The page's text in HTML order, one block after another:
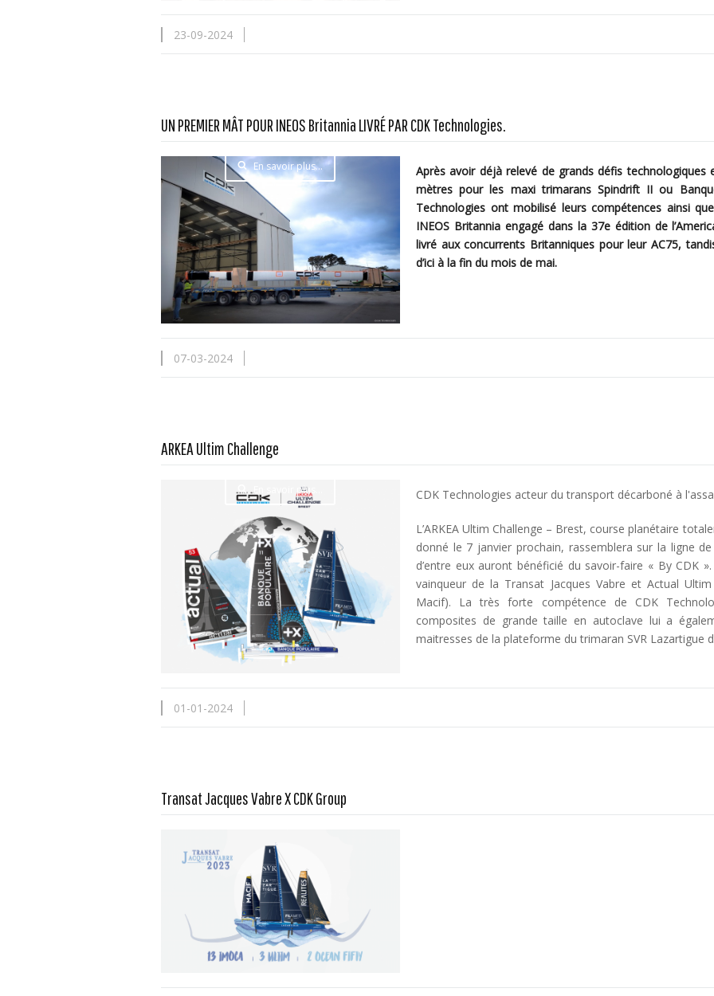
23-09-2024
UN PREMIER MÂT POUR INEOS Britannia LIVRÉ PAR CDK Technologies.
En savoir plus...
Après avoir déjà relevé de grands défis
mètres pour les maxi trimarans Spindrift II ou
Technologies ont mobilisé leurs compétences ainsi
INEOS Britannia engagé dans la 37e édition de
livré aux concurrents Britanniques pour leur AC75,
d’ici à la fin du mois de mai.
07-03-2024
ARKEA Ultim Challenge
En savoir plus... CDK Technologies acteur du transport décarboné à
L’ARKEA Ultim Challenge – Brest, course planétaire
donné le 7 janvier prochain, rassemblera sur la ligne
d’entre eux auront bénéficié du savoir-faire « By CDK
vainqueur de la Transat Jacques Vabre et Actual
Macif). La très forte compétence de CDK
composites de grande taille en autoclave lui a
maitresses de la plateforme du trimaran SVR Lazartigue
01-01-2024
Transat Jacques Vabre X CDK Group
En savoir plus...